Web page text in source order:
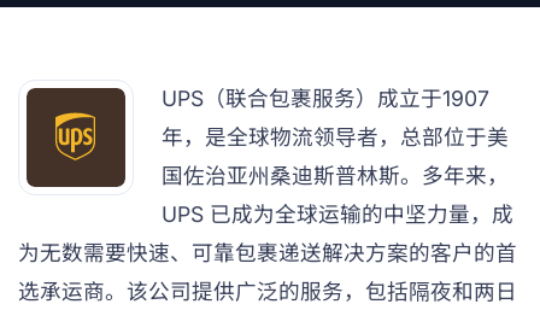
UPS（联合包裹服务）成立于1907
年，是全球物流领导者，总部位于美
国佐治亚州桑迪斯普林斯。多年来，
UPS 已成为全球运输的中坚力量，成
为无数需要快速、可靠包裹递送解决方案的客户的首
选承运商。该公司提供广泛的服务，包括隔夜和两日